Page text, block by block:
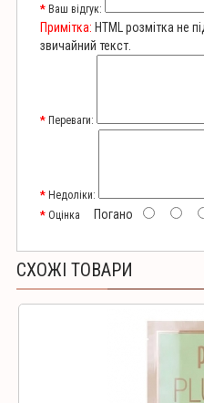
Ваш відгук:
Примітка: HTML розмітка не
звичайний текст.
Переваги:
Недоліки:
Оцінка
Погано
СХОЖІ ТОВАРИ